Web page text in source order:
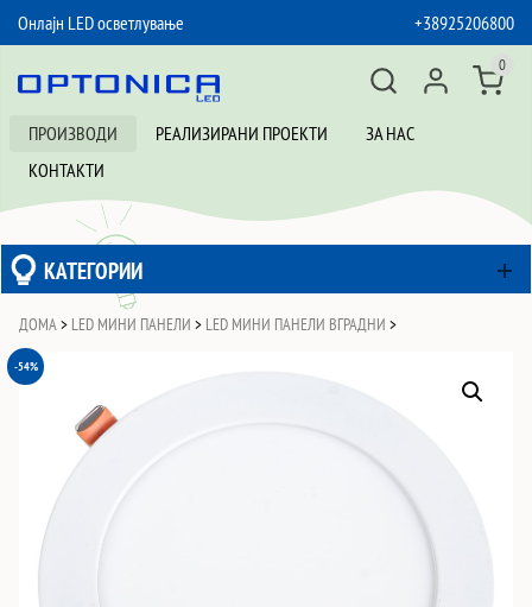
Онлајн LED осветлување
+38925206800
ПРОИЗВОДИ РЕАЛИЗИРАНИ ПРОЕКТИ
ЗА НАС
КОНТАКТИ
0
КАТЕГОРИИ
ДОМА > LED МИНИ ПАНЕЛИ > LED МИНИ ПАНЕЛИ ВГРАДНИ >
-54%